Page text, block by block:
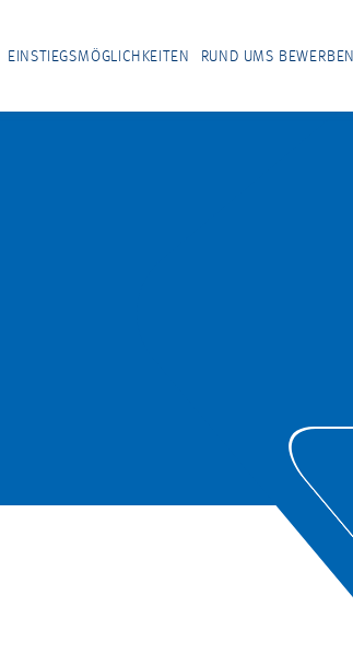
EINSTIEGSMÖGLICHKEITEN RUND UMS BEWERBEN